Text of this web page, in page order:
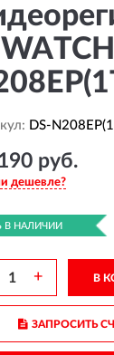
DS-
руб.
дешевле?
В НАЛИЧИИ
+ В
ЗАПРОСИТЬ